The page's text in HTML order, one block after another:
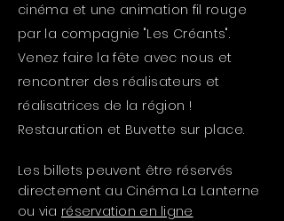
cinéma et une animation fil rouge
par la compagnie "Les Créants".
Venez faire la fête avec nous et
rencontrer des réalisateurs et
réalisatrices de la région !
Restauration et Buvette sur place.
Les billets peuvent être réservés
directement au Cinéma La Lanterne
ou via réservation en ligne